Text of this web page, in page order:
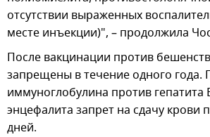
отсутствии выраженных
месте инъекции)", – продолжила
После вакцинации против
запрещены в течение одного года.
иммуноглобулина против гепатита
энцефалита запрет на сдачу крови
дней.